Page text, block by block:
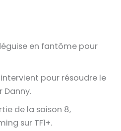
en fantôme pour
intervient pour résoudre le
Danny.
de la saison 8,
sur TF1+.